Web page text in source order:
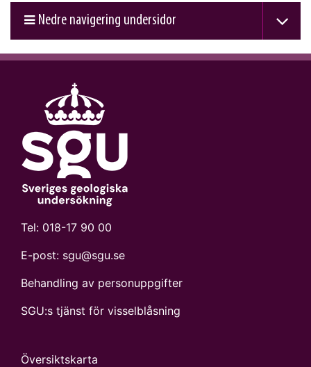
Nedre navigering undersidor
Tel: 018-17 90 00
E-post: sgu@sgu.se
Behandling av personuppgifter
SGU:s tjänst för visselblåsning
Översiktskarta